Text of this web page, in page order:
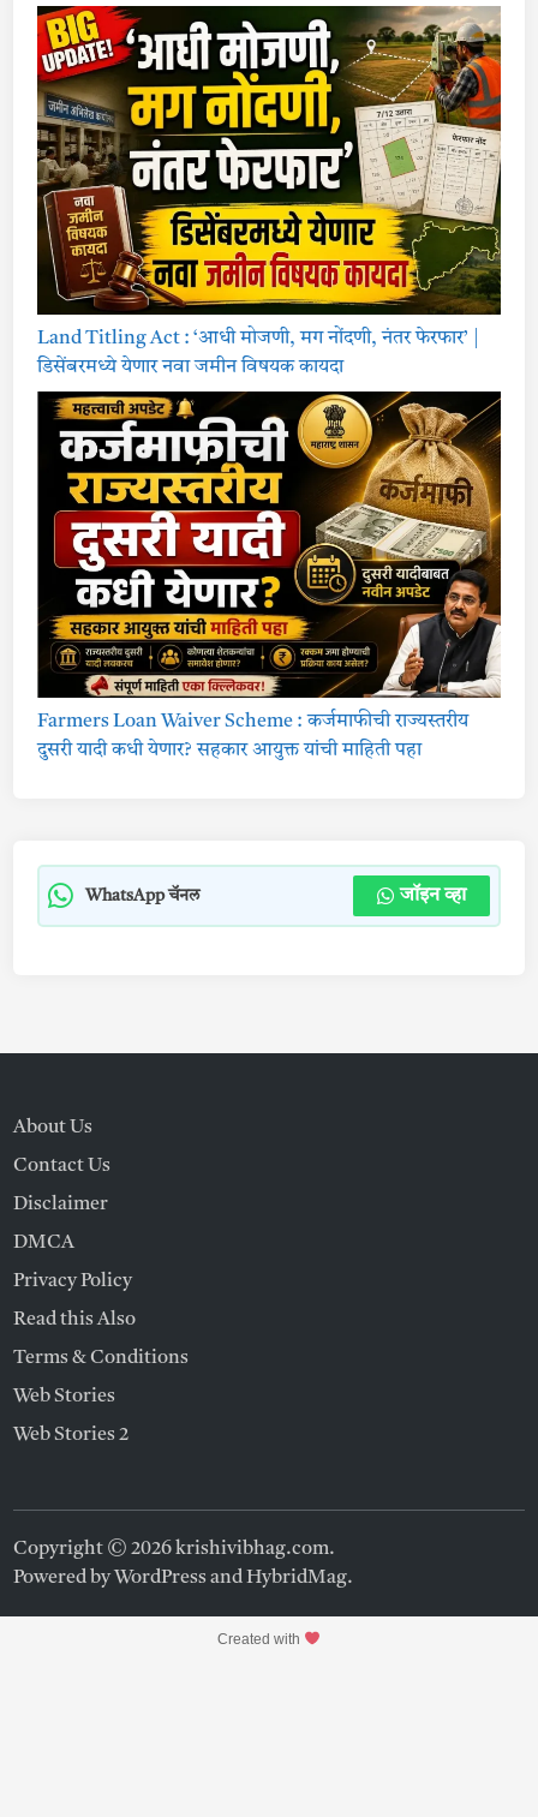
Land Titling Act : ‘आधी मोजणी, मग नोंदणी, नंतर फेरफार’ |
डिसेंबरमध्ये येणार नवा जमीन विषयक कायदा
Farmers Loan Waiver Scheme : कर्जमाफीची राज्यस्तरीय
दुसरी यादी कधी येणार? सहकार आयुक्त यांची माहिती पहा
WhatsApp चॅनल जॉइन व्हा
About Us
Contact Us
Disclaimer
DMCA
Privacy Policy
Read this Also
Terms & Conditions
Web Stories
Web Stories 2
Copyright © 2026krishivibhag.com.
Powered byWordPress andHybridMag.
Created with